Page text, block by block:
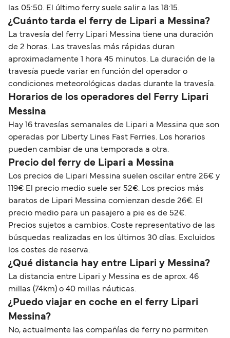
las 05:50. El último ferry suele salir a las 18:15.
¿Cuánto tarda el ferry de Lipari a Messina?
La travesía del ferry Lipari Messina tiene una duración
de 2 horas. Las travesías más rápidas duran
aproximadamente 1 hora 45 minutos. La duración de la
travesía puede variar en función del operador o
condiciones meteorológicas dadas durante la travesía.
Horarios de los operadores del Ferry Lipari
Messina
Hay 16 travesías semanales de Lipari a Messina que son
operadas por Liberty Lines Fast Ferries. Los horarios
pueden cambiar de una temporada a otra.
Precio del ferry de Lipari a Messina
Los precios de Lipari Messina suelen oscilar entre 26€ y
119€ El precio medio suele ser 52€. Los precios más
baratos de Lipari Messina comienzan desde 26€. El
precio medio para un pasajero a pie es de 52€.
Precios sujetos a cambios. Coste representativo de las
búsquedas realizadas en los últimos 30 días. Excluidos
los costes de reserva.
¿Qué distancia hay entre Lipari y Messina?
La distancia entre Lipari y Messina es de aprox. 46
millas (74km) o 40 millas náuticas.
¿Puedo viajar en coche en el ferry Lipari
Messina?
No, actualmente las compañías de ferry no permiten